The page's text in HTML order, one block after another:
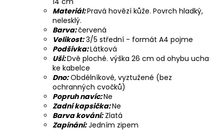
Materiál:Pravá hovězí kůže. Povrch hladký,
nelesklý.
Barva:červená
Velikost:3/5 střední - formát A4 pojme
Podšívka:Látková
Uši:Dvě ploché. výška 26 cm od ohybu ucha
ke kabelce
Dno:Obdélníkové, vyztužené (bez
ochranných cvočků)
Popruh navíc:Ne
Zadní kapsička:Ne
Barva kování:Zlatá
Zapínání:Jedním zipem